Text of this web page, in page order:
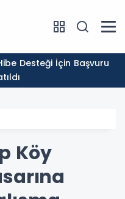
Köy